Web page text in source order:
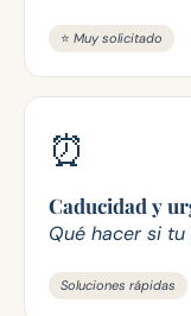
⭐ Muy solicitado
⏰
Caducidad y
Qué hacer si
Soluciones rápidas